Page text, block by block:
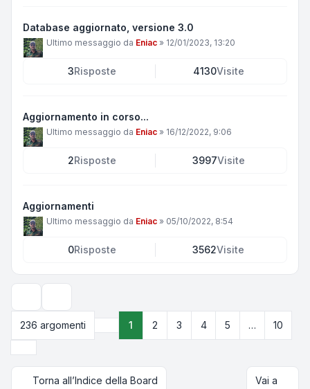
Database aggiornato, versione 3.0
Ultimo messaggio da Eniac » 12/01/2023, 13:20
3Risposte 4130Visite
Aggiornamento in corso...
Ultimo messaggio da Eniac » 16/12/2022, 9:06
2Risposte 3997Visite
Aggiornamenti
Ultimo messaggio da Eniac » 05/10/2022, 8:54
0Risposte 3562Visite
236 argomenti
Pagina di10
1 2 3 4 5 …
10
Torna all’Indice della Board Vai a